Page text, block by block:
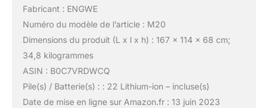
Fabricant : ENGWE
Numéro du modèle de l’article : M20
Dimensions du produit (L x l x h) : 167 x 114 x 68 cm;
34,8 kilogrammes
ASIN : B0C7VRDWCQ
Pile(s) / Batterie(s) : : 22 Lithium-ion – incluse(s)
Date de mise en ligne sur Amazon.fr : 13 juin 2023